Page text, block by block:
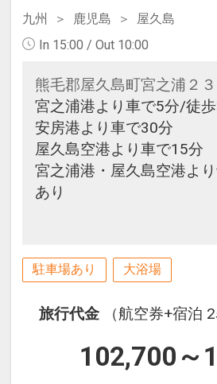
九州 鹿児島
屋久島
In 15:00 / Out 10:00
熊毛郡屋久島町宮之浦２
宮之浦港より車で5分/徒
安房港より車で30分
屋久島空港より車で15分
宮之浦港・屋久島空港よ
あり
駐車場あり 大浴場
旅行代金
（航空券+宿泊
102,700～